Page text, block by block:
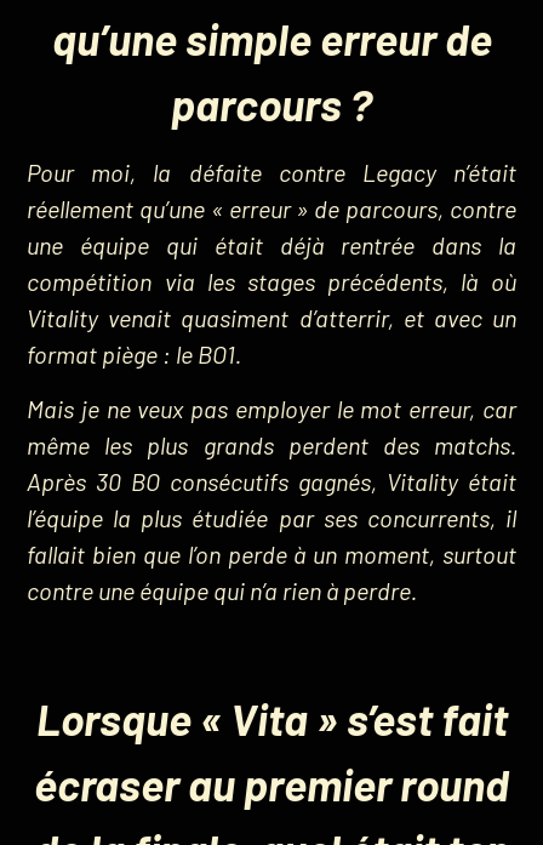
qu’une simple erreur de
parcours ?
Pour moi, la défaite contre Legacy n’était
réellement qu’une « erreur » de parcours, contre
une équipe qui était déjà rentrée dans la
compétition via les stages précédents, là où
Vitality venait quasiment d’atterrir, et avec un
format piège : le BO1.
Mais je ne veux pas employer le mot erreur, car
même les plus grands perdent des matchs.
Après 30 BO consécutifs gagnés, Vitality était
l’équipe la plus étudiée par ses concurrents, il
fallait bien que l’on perde à un moment, surtout
contre une équipe qui n’a rien à perdre.
Lorsque « Vita » s’est fait
écraser au premier round